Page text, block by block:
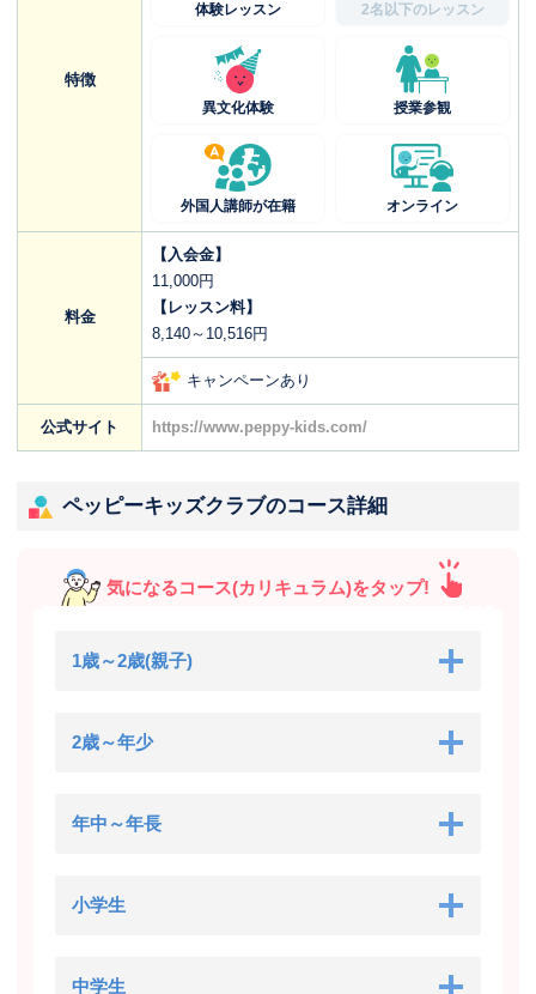
特徴
体験レッスン 2名以下のレッスン
異文化体験 授業参観
外国人講師が在籍 オンライン
料金
【入会金】
11,000円
【レッスン料】
8,140～10,516円
キャンペーンあり
公式サイト https://www.peppy-kids.com/
ペッピーキッズクラブのコース詳細
気になるコース(カリキュラム)をタップ!
1歳～2歳(親子)
2歳～年少
年中～年長
小学生
中学生